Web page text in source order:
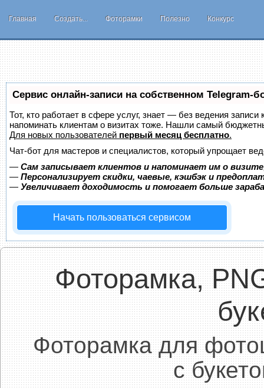
Главная Создать... Фоторамки Полезно Конкурс
Сервис онлайн-записи на собственном Telegram-
Тот, кто работает в сфере услуг, знает — без ведения
напоминать клиентам о визитах тоже. Нашли самый
Для новых пользователей первый месяц бесплатно.
Чат-бот для мастеров и специалистов, который упрощает
— Сам записывает клиентов и напоминает им о
— Персонализирует скидки, чаевые, кэшбэк и
— Увеличивает доходимость и помогает больше
Начать пользоваться сервисом
Фоторамка,
Фоторамка для
с